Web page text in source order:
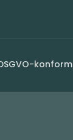
konform